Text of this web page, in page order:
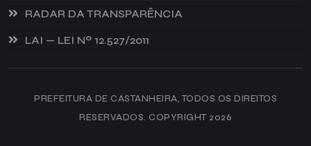
RADAR DA TRANSPARÊNCIA
LAI — LEI Nº 12.527/2011
PREFEITURA DE CASTANHEIRA, TODOS OS DIREITOS
RESERVADOS. COPYRIGHT 2026